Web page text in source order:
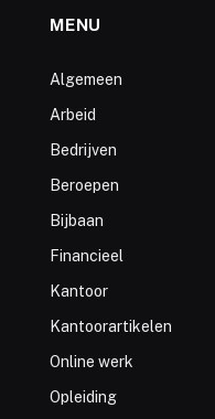
MENU
Algemeen
Arbeid
Bedrijven
Beroepen
Bijbaan
Financieel
Kantoor
Kantoorartikelen
Online werk
Opleiding